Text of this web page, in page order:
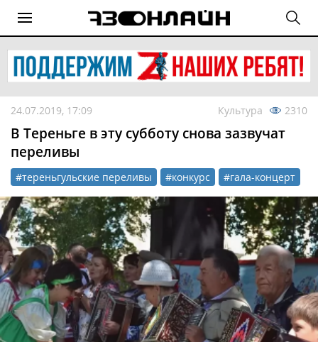
24.07.2019, 17:09 Культура 2310
В Тереньге в эту субботу снова зазвучат
переливы
#тереньгульские переливы #конкурс #гала-концерт